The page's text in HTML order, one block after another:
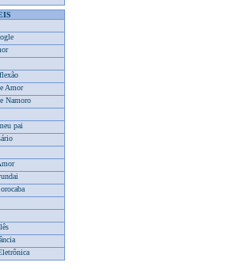
Amor
Namoro
pai